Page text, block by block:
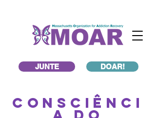
DOAR!
JUNTE
consciênci